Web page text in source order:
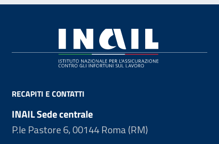
RECAPITI E CONTATTI
INAIL Sede centrale
P.le Pastore 6, 00144 Roma (RM)